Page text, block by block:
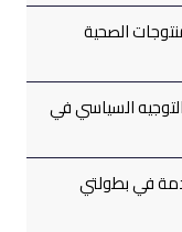
الصحية
السياسي في
في بطولتي